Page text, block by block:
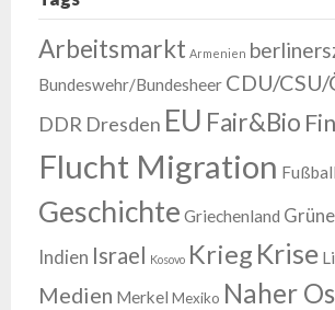
Arbeitsmarkt Armenien
Bundeswehr/Bundesheer CDU/CSU/
DDR Dresden EU Fair&Bio
Flucht Migration Fußball
Geschichte Griechenland Grüne
Indien Israel Kosovo Krieg Krise
Medien Merkel Mexiko Naher